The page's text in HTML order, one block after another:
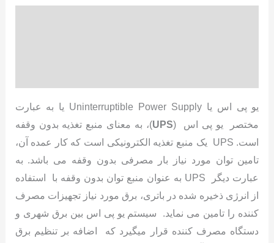
یو پی اس یا Uninterruptible Power Supply یا به عبارت
مختصر یو پی اس (UPS)، به معنای منبع تغذیه بدون وقفه
است. UPS یک منبع تغذیه الکترونیکی است که کار عمده آن،
تامین توان مورد نیاز بار مصرفی بدون وقفه می باشد. به
عبارت دیگر UPS به عنوان منبع توان بدون وقفه با استفاده
از انرژی ذخیره شده در باتری، برق مورد نیاز تجهیزات مصرف
کننده را تامین می نماید. سیستم یو پی اس بین برق شهری و
دستگاه مصرف کننده قرار میگیرد که اضافه بر تنظیم برق